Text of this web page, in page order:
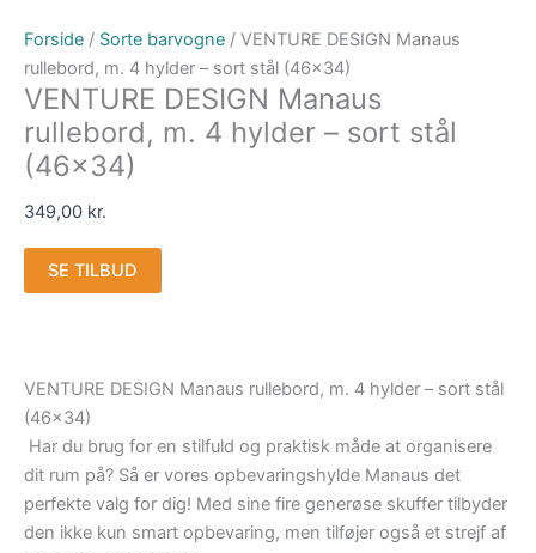
Forside / Sorte barvogne / VENTURE DESIGN Manaus
rullebord, m. 4 hylder – sort stål (46×34)
VENTURE DESIGN Manaus
rullebord, m. 4 hylder – sort stål
(46×34)
349,00 kr.
SE TILBUD
VENTURE DESIGN Manaus rullebord, m. 4 hylder – sort stål
(46×34)
Har du brug for en stilfuld og praktisk måde at organisere
dit rum på? Så er vores opbevaringshylde Manaus det
perfekte valg for dig! Med sine fire generøse skuffer tilbyder
den ikke kun smart opbevaring, men tilføjer også et strejf af